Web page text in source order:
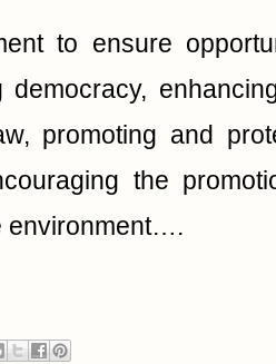
to ensure
democracy,
promoting and
the
environment….